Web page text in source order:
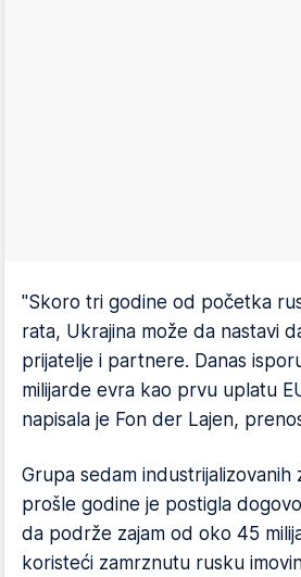
"Skoro tri godine od početka
rata, Ukrajina može da nastavi
prijatelje i partnere. Danas
milijarde evra kao prvu uplatu
napisala je Fon der Lajen,
Grupa sedam industrijalizovanih
prošle godine je postigla
da podrže zajam od oko 45
koristeći zamrznutu rusku